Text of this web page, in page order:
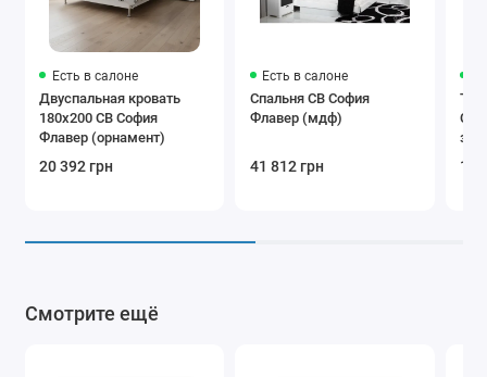
Есть в салоне
Двуспальная кровать
180x200 СВ София
Флавер (орнамент)
20 392 грн
Есть в салоне
Спальня СВ София
Флавер (мдф)
41 812 грн 13
Смотрите ещё